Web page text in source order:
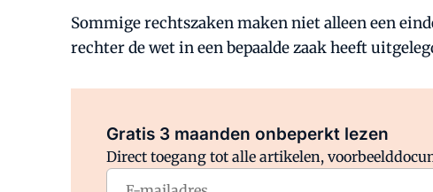
Sommige rechtszaken maken niet alleen een
rechter de wet in een bepaalde zaak heeft
Gratis 3 maanden onbeperkt lezen
Direct toegang tot alle artikelen,